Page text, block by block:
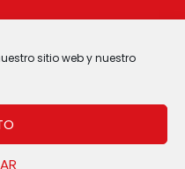
sitio web y nuestro